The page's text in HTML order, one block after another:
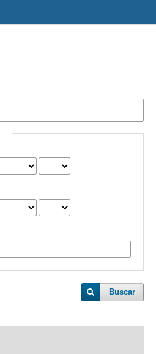
Buscar